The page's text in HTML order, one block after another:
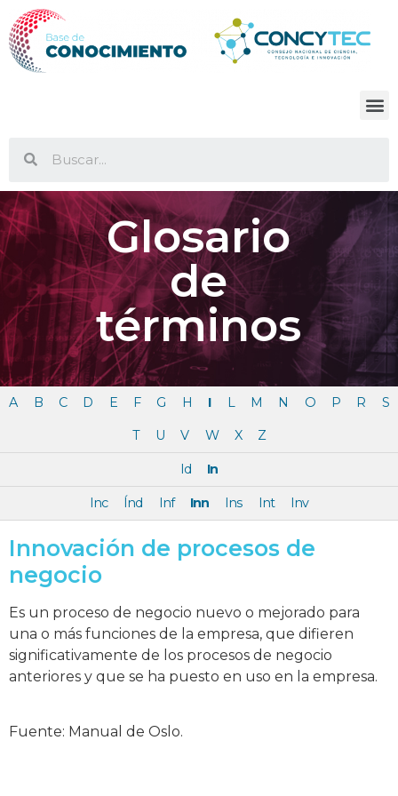
Glosario
de
términos
A B C D E F G H I L M N O P R S
T U V W X Z
Id In
Inc Índ Inf Inn Ins Int Inv
Innovación de procesos de
negocio
Es un proceso de negocio nuevo o mejorado para
una o más funciones de la empresa, que difieren
significativamente de los procesos de negocio
anteriores y que se ha puesto en uso en la empresa.
Fuente: Manual de Oslo.